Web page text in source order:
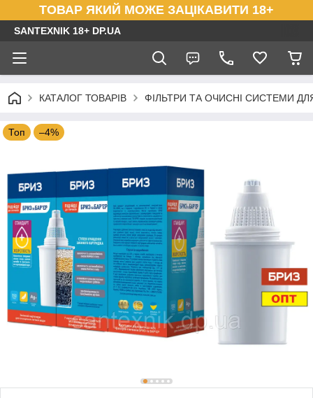
ТОВАР ЯКИЙ МОЖЕ ЗАЦІКАВИТИ 18+
SANTEXNIK 18+ DP.UA
КАТАЛОГ ТОВАРІВ ФІЛЬТРИ ТА ОЧИСНІ СИСТЕМИ
Топ –4%